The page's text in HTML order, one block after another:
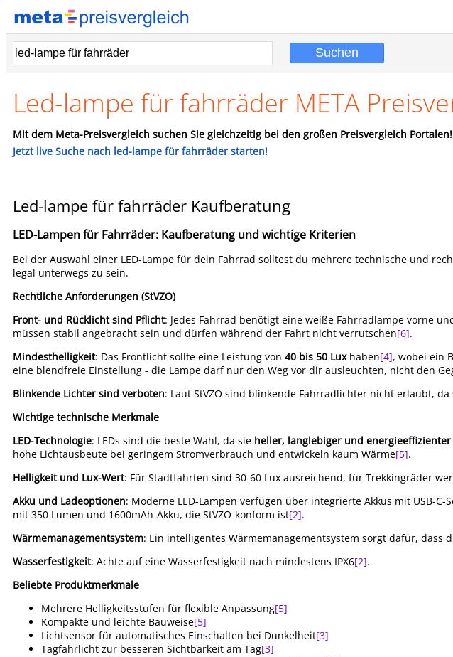
Led-lampe für fahrräder META
Mit dem Meta-Preisvergleich suchen Sie gleichzeitig bei den großen Preisvergleich Portalen!
Jetzt live Suche nach led-lampe für fahrräder starten!
Led-lampe für fahrräder Kaufberatung
LED-Lampen für Fahrräder: Kaufberatung und wichtige Kriterien
Bei der Auswahl einer LED-Lampe für dein Fahrrad solltest du mehrere technische und
legal unterwegs zu sein.
Rechtliche Anforderungen (StVZO)
Front- und Rücklicht sind Pflicht: Jedes Fahrrad benötigt eine weiße Fahrradlampe vorne
müssen stabil angebracht sein und dürfen während der Fahrt nicht verrutschen[6].
Mindesthelligkeit: Das Frontlicht sollte eine Leistung von 40 bis 50 Luxhaben[4], wobei ein
eine blendfreie Einstellung - die Lampe darf nur den Weg vor dir ausleuchten, nicht den
Blinkende Lichter sind verboten: Laut StVZO sind blinkende Fahrradlichter nicht erlaubt,
Wichtige technische Merkmale
LED-Technologie: LEDs sind die beste Wahl, da sie heller, langlebiger und energieeffizienter
hohe Lichtausbeute bei geringem Stromverbrauch und entwickeln kaum Wärme[5].
Helligkeit und Lux-Wert: Für Stadtfahrten sind 30-60 Lux ausreichend, für Trekkingräder
Akku und Ladeoptionen: Moderne LED-Lampen verfügen über integrierte Akkus mit USB-C-
mit 350 Lumen und 1600mAh-Akku, die StVZO-konform ist[2].
Wärmemanagementsystem: Ein intelligentes Wärmemanagementsystem sorgt dafür, dass
Wasserfestigkeit: Achte auf eine Wasserfestigkeit nach mindestens IPX6[2].
Beliebte Produktmerkmale
Mehrere Helligkeitsstufen für flexible Anpassung[5]
Kompakte und leichte Bauweise[5]
Lichtsensor für automatisches Einschalten bei Dunkelheit[3]
Tagfahrlicht zur besseren Sichtbarkeit am Tag[3]